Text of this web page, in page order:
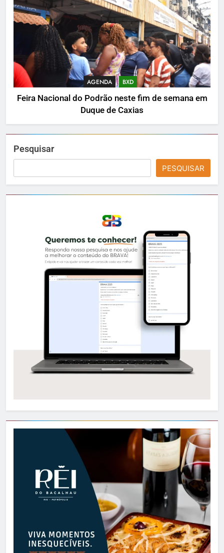
AGENDA BXD
Feira Nacional do Podrão neste fim de semana em
Duque de Caxias
Pesquisar
PESQUISAR